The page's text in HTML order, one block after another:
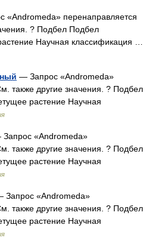
«Andromeda» перенаправляется
? Подбел Подбел
Научная классификация …
— Запрос «Andromeda»
также другие значения. ? Подбел
растение Научная
«Andromeda»
также другие значения. ? Подбел
растение Научная
Запрос «Andromeda»
также другие значения. ? Подбел
растение Научная